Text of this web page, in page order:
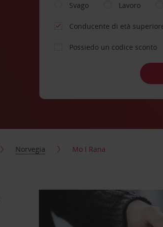
Svago
Lavoro
Conducente di età
Possiedo un codice sconto
Norvegia Mo I Rana